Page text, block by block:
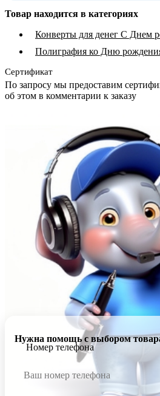
Товар находится в категориях
Конверты для денег С Днем
Полиграфия ко Дню
Сертификат
По запросу мы предоставим
об этом в комментарии к заказу
Нужна помощь с выбором
Номер телефона